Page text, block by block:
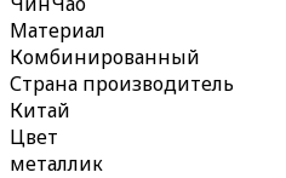
Материал
Комбинированный
Страна производитель
Китай
Цвет
металлик